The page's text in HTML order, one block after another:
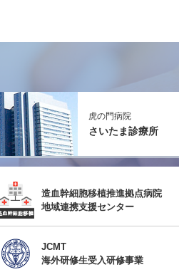
虎の門病院
さいたま診療所
造血幹細胞移植推進拠点病院
地域連携支援センター
JCMT
海外研修生受入研修事業